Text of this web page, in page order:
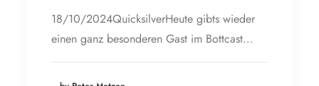
18/10/2024QuicksilverHeute gibts wieder
einen ganz besonderen Gast im Bottcast…